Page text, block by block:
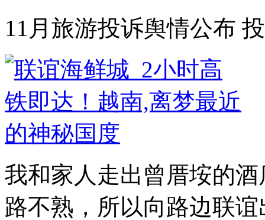
11月旅游投诉舆情公布
我和家人走出曾厝垵的
路不熟，所以向路边联